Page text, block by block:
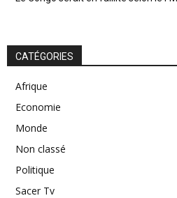
CATÉGORIES
Afrique
Economie
Monde
Non classé
Politique
Sacer Tv